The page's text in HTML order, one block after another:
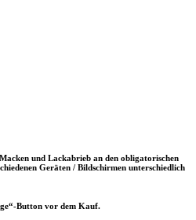
und Lackabrieb an den obligatorischen
Geräten / Bildschirmen unterschiedlich
Button vor dem Kauf.